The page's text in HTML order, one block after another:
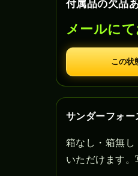
付属品の欠品
メールに
この状
サンダーフォ
箱なし・箱無
いただけます